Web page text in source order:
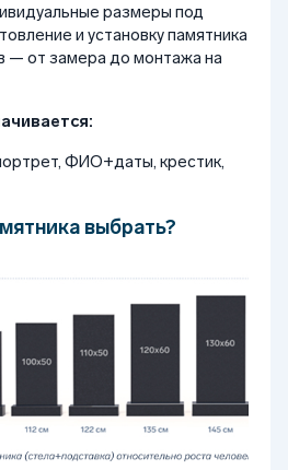
размеры под
и установку памятника
— от замера до монтажа на
ФИО+даты, крестик,
выбрать?